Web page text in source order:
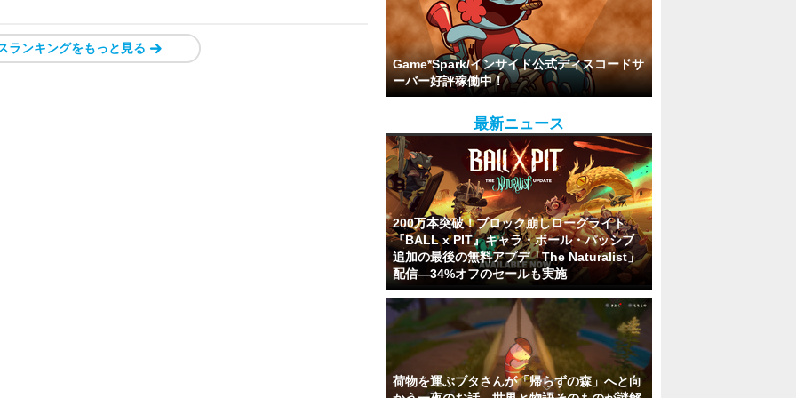
ランキングをもっと見る
Game*Spark/インサイド公式ディスコードサ
ーバー好評稼働中！
最新ニュース
200万本突破！ブロック崩しローグライト
『BALL x PIT』キャラ・ボール・パッシブ
追加の最後の無料アプデ「The Naturalist」
配信―34%オフのセールも実施
荷物を運ぶブタさんが「帰らずの森」へと向